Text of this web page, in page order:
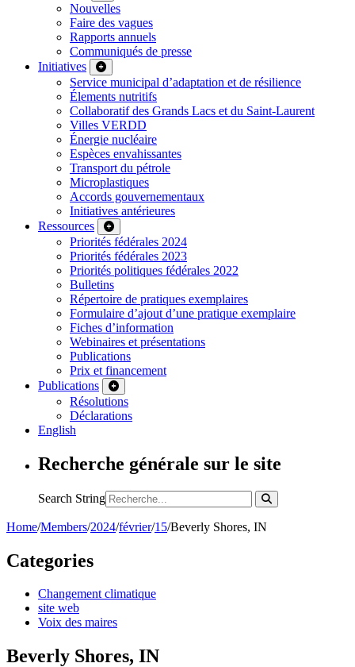
Nouvelles
Faire des vagues
Rapports annuels
Communiqués de presse
Initiatives
Service municipal d’adaptation et de résilience
Élements nutritifs
Collaboratif des Grands Lacs et du Saint-Laurent
Villes VERDD
Énergie nucléaire
Espèces envahissantes
Transport du pétrole
Microplastiques
Accords gouvernementaux
Initiatives antérieures
Ressources
Priorités fédérales 2024
Priorités fédérales 2023
Priorités politiques fédérales 2022
Bulletins
Répertoire de pratiques exemplaires
Formulaire d’ajout d’une pratique exemplaire
Fiches d’information
Webinaires et présentations
Publications
Prix et financement
Publications
Résolutions
Déclarations
English
Recherche générale sur le site
Search String
Home/Members/2024/février/15/Beverly Shores, IN
Categories
Changement climatique
site web
Voix des maires
Beverly Shores, IN